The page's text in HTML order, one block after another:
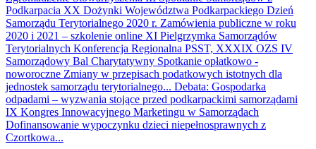
Podkarpacia XX Dożynki Województwa Podkarpackiego Dzień
Samorządu Terytorialnego 2020 r. Zamówienia publiczne w roku
2020 i 2021 – szkolenie online XI Pielgrzymka Samorządów
Terytorialnych Konferencja Regionalna PSST, XXXIX OZS IV
Samorządowy Bal Charytatywny Spotkanie opłatkowo -
noworoczne Zmiany w przepisach podatkowych istotnych dla
jednostek samorządu terytorialnego... Debata: Gospodarka
odpadami – wyzwania stojące przed podkarpackimi samorządami
IX Kongres Innowacyjnego Marketingu w Samorządach
Dofinansowanie wypoczynku dzieci niepełnosprawnych z
Czortkowa...